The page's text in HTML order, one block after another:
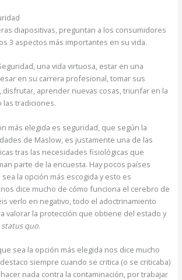
diapositivas, preguntan a los consumidores
3 aspectos más importantes en su vida.
una vida virtuosa, estar en una
en su carrera profesional, tomar sus
aprender nuevas cosas, triunfar en la
las tradiciones.
más elegida es seguridad, que según la
de Maslow, es justamente una de las
tras las necesidades fisiológicas que
parte de la encuesta. Hay pocos países
la opción más escogida y esto es
dice mucho de cómo funciona el cerebro de
verlo en negativo, todo el adoctrinamiento
valorar la protección que obtiene del estado y
status quo.
sea la opción más elegida nos dice mucho
siempre cuando se critica (o se criticaba)
nada contra la contaminación, por trabajar